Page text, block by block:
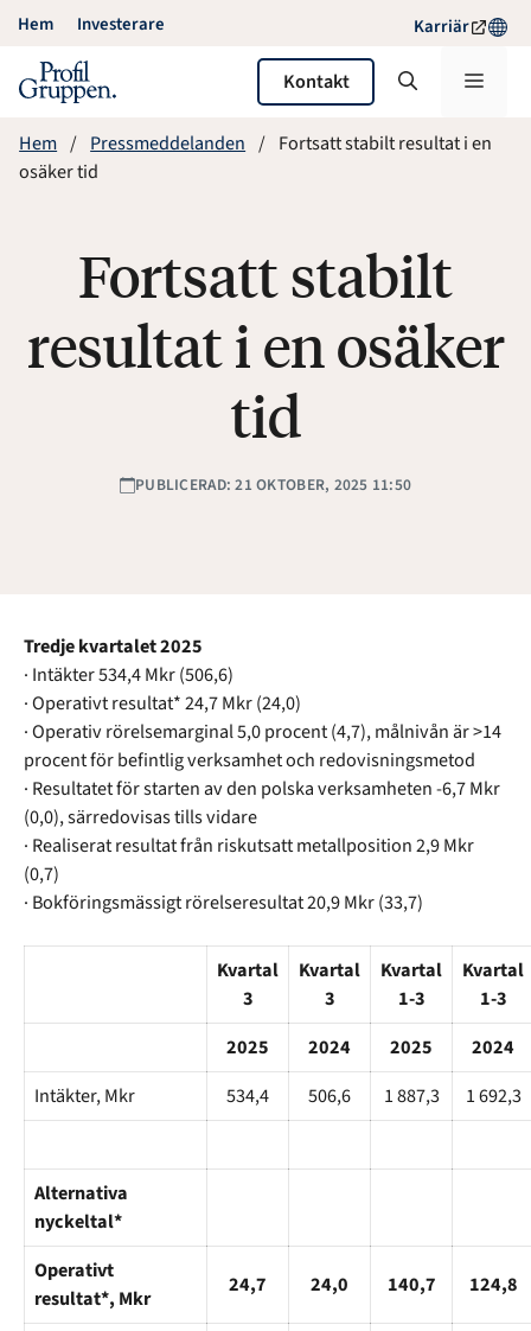
Hoppa
innehåll
Hem Investerare Karriär
Kontakt Meny
Hem Pressmeddelanden
Fortsatt stabilt resultat i en
osäker tid
Fortsatt stabilt
resultat i en osäker
tid
PUBLICERAD: 21 OKTOBER, 2025 11:50
Tredje kvartalet 2025
· Intäkter 534,4 Mkr (506,6)
· Operativt resultat* 24,7 Mkr (24,0)
· Operativ rörelsemarginal 5,0 procent (4,7), målnivån är >14
procent för befintlig verksamhet och redovisningsmetod
· Resultatet för starten av den polska verksamheten -6,7 Mkr
(0,0), särredovisas tills vidare
· Realiserat resultat från riskutsatt metallposition 2,9 Mkr
(0,7)
· Bokföringsmässigt rörelseresultat 20,9 Mkr (33,7)
Kvartal
3
Kvartal
3
Kvartal
1-3
Kvartal
1-3
2025
2024 2025
2024
Intäkter, Mkr
534,4 506,6 1 887,3 1 692,3
Alternativa
nyckeltal*
Operativt
resultat*, Mkr
24,7 24,0 140,7 124,8